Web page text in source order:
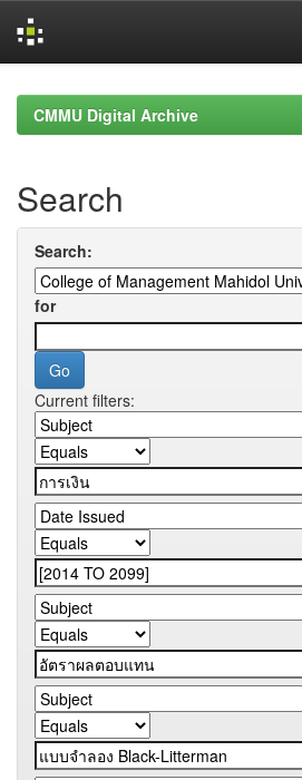
navigationCMMU Digital Archive
Search
Search:
for
Current filters: